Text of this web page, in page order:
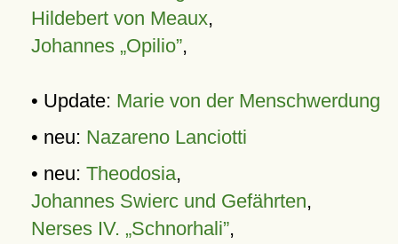
Hildebert von Meaux,
Johannes „Opilio”,
• Update: Marie von der Menschwerdung
• neu: Nazareno Lanciotti
• neu: Theodosia,
Johannes Swierc und Gefährten,
Nerses IV. „Schnorhali”,